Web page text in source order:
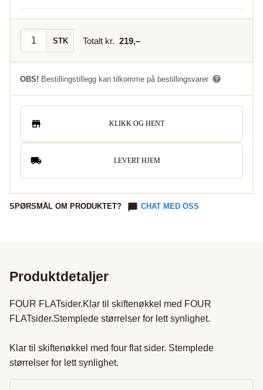
STK Totalt kr. 219,–
OBS! Bestillingstillegg kan tilkomme på bestillingsvarer
KLIKK OG HENT
LEVERT HJEM
SPØRSMÅL OM PRODUKTET? CHAT MED OSS
Produktdetaljer
FOUR FLATsider.Klar til skiftenøkkel med FOUR
FLATsider.Stemplede størrelser for lett synlighet.
Klar til skiftenøkkel med four flat sider. Stemplede
størrelser for lett synlighet.